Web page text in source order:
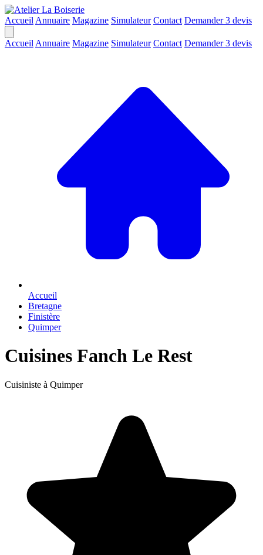
Accueil Annuaire Magazine Simulateur Contact Demander 3 devis
Accueil Annuaire Magazine Simulateur Contact Demander 3 devis
Accueil
Bretagne
Finistère
Quimper
Cuisines Fanch Le Rest
Cuisiniste à Quimper